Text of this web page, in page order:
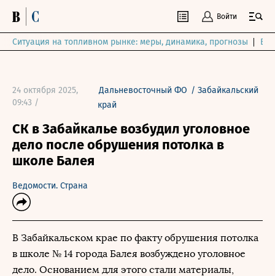
Войти
Ситуация на топливном рынке: меры, динамика, прогнозы
24 октября 2025,
09:43 /
Дальневосточный ФО /Забайкальский
край
СК в Забайкалье возбудил уголовное
дело после обрушения потолка в
школе Балея
Ведомости. Страна
В Забайкальском крае по факту обрушения потолка
в школе № 14 города Балея возбуждено уголовное
дело. Основанием для этого стали материалы,